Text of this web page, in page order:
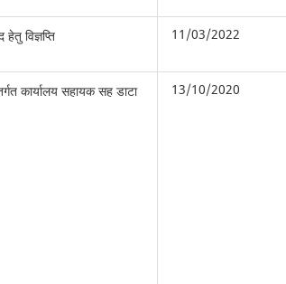
विज्ञप्ति 11/03/2022
कार्यालय सहायक सह डाटा
13/10/2020